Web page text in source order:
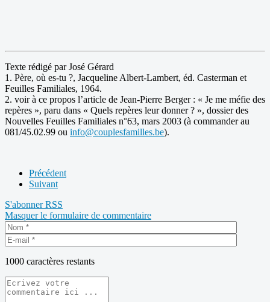
Texte rédigé par José Gérard
1. Père, où es-tu ?, Jacqueline Albert-Lambert, éd. Casterman et
Feuilles Familiales, 1964.
2. voir à ce propos l’article de Jean-Pierre Berger : « Je me méfie des
repères », paru dans « Quels repères leur donner ? », dossier des
Nouvelles Feuilles Familiales n°63, mars 2003 (à commander au
081/45.02.99 ou info@couplesfamilles.be).
Précédent
Suivant
S'abonnerRSS
Masquer le formulaire de commentaire
1000 caractères restants